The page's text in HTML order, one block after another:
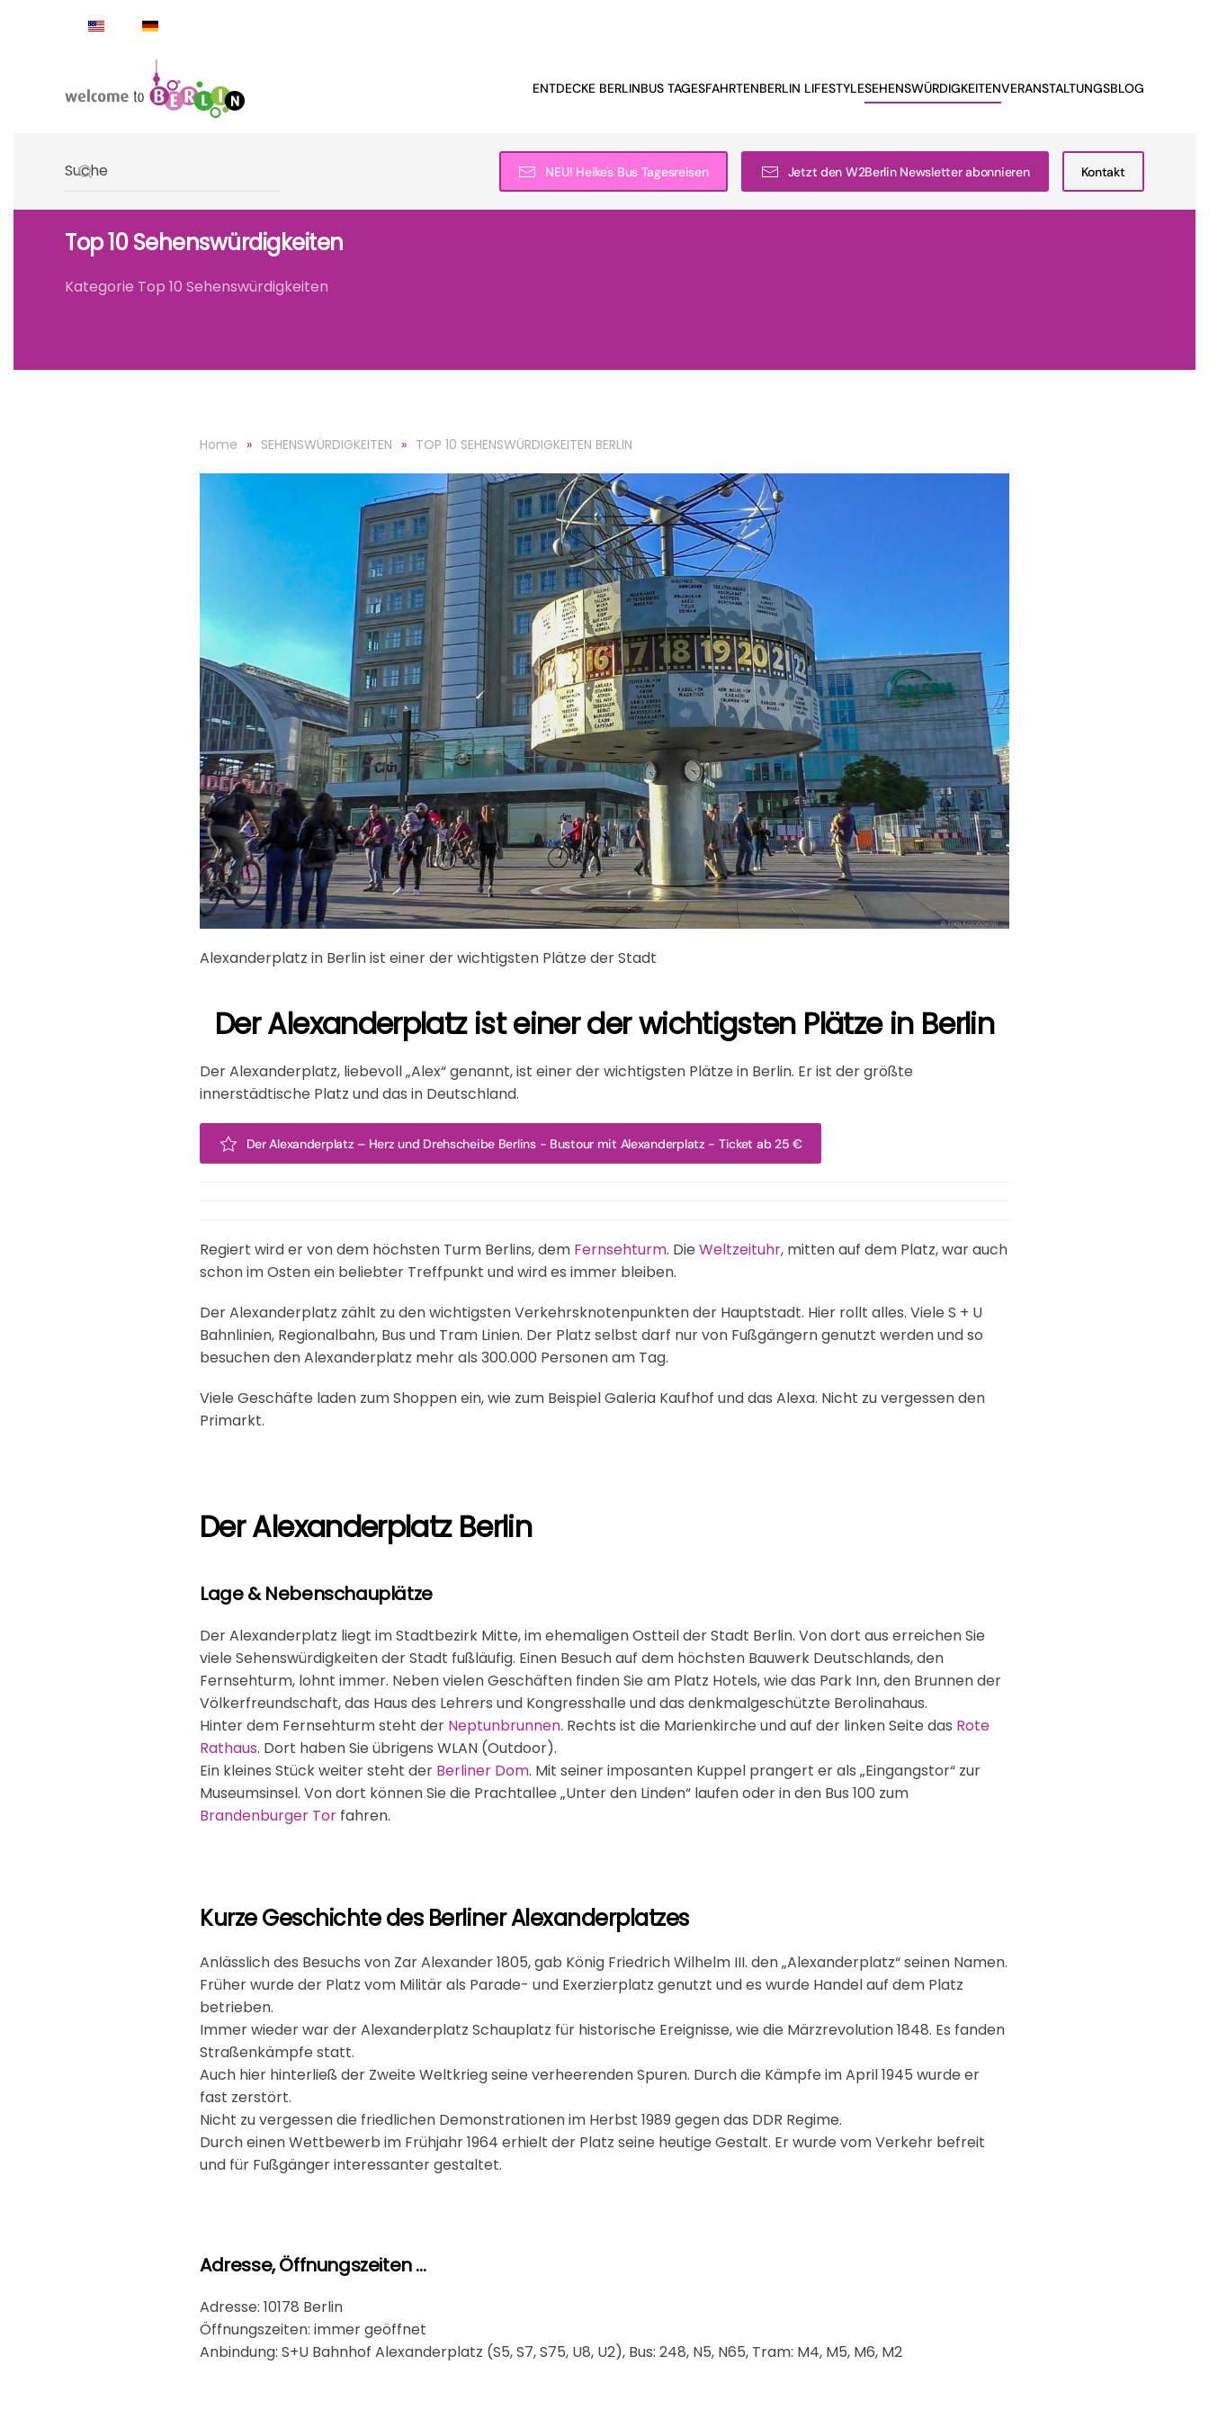
ENTDECKE BERLINBUS TAGESFAHRTENBERLIN LIFESTYLESEHENSWÜRDIGKEITENVERANSTALTUNGSBLOG
NEU! Heike's Bus Tagesreisen Jetzt den W2Berlin Newsletter abonnieren Kontakt
Top 10 Sehenswürdigkeiten
Kategorie Top 10 Sehenswürdigkeiten
Home SEHENSWÜRDIGKEITEN TOP 10 SEHENSWÜRDIGKEITEN BERLIN
Alexanderplatz in Berlin ist einer der wichtigsten Plätze der Stadt
Der Alexanderplatz ist einer der wichtigsten Plätze in Berlin
Der Alexanderplatz, liebevoll „Alex“ genannt, ist einer der wichtigsten Plätze in Berlin. Er ist der größte
innerstädtische Platz und das in Deutschland.
Der Alexanderplatz – Herz und Drehscheibe Berlins - Bustour mit Alexanderplatz - Ticket ab 25 €
Regiert wird er von dem höchsten Turm Berlins, dem Fernsehturm. Die Weltzeituhr, mitten auf dem Platz, war auch
schon im Osten ein beliebter Treffpunkt und wird es immer bleiben.
Der Alexanderplatz zählt zu den wichtigsten Verkehrsknotenpunkten der Hauptstadt. Hier rollt alles. Viele S + U
Bahnlinien, Regionalbahn, Bus und Tram Linien. Der Platz selbst darf nur von Fußgängern genutzt werden und so
besuchen den Alexanderplatz mehr als 300.000 Personen am Tag.
Viele Geschäfte laden zum Shoppen ein, wie zum Beispiel Galeria Kaufhof und das Alexa. Nicht zu vergessen den
Primarkt.
Der Alexanderplatz Berlin
Lage & Nebenschauplätze
Der Alexanderplatz liegt im Stadtbezirk Mitte, im ehemaligen Ostteil der Stadt Berlin. Von dort aus erreichen Sie
viele Sehenswürdigkeiten der Stadt fußläufig. Einen Besuch auf dem höchsten Bauwerk Deutschlands, den
Fernsehturm, lohnt immer. Neben vielen Geschäften finden Sie am Platz Hotels, wie das Park Inn, den Brunnen der
Völkerfreundschaft, das Haus des Lehrers und Kongresshalle und das denkmalgeschützte Berolinahaus.
Hinter dem Fernsehturm steht der Neptunbrunnen. Rechts ist die Marienkirche und auf der linken Seite das Rote
Rathaus. Dort haben Sie übrigens WLAN (Outdoor).
Ein kleines Stück weiter steht der Berliner Dom. Mit seiner imposanten Kuppel prangert er als „Eingangstor“ zur
Museumsinsel. Von dort können Sie die Prachtallee „Unter den Linden“ laufen oder in den Bus 100 zum
Brandenburger Tor fahren.
Kurze Geschichte des Berliner Alexanderplatzes
Anlässlich des Besuchs von Zar Alexander 1805, gab König Friedrich Wilhelm III. den „Alexanderplatz“ seinen Namen.
Früher wurde der Platz vom Militär als Parade- und Exerzierplatz genutzt und es wurde Handel auf dem Platz
betrieben.
Immer wieder war der Alexanderplatz Schauplatz für historische Ereignisse, wie die Märzrevolution 1848. Es fanden
Straßenkämpfe statt.
Auch hier hinterließ der Zweite Weltkrieg seine verheerenden Spuren. Durch die Kämpfe im April 1945 wurde er
fast zerstört.
Nicht zu vergessen die friedlichen Demonstrationen im Herbst 1989 gegen das DDR Regime.
Durch einen Wettbewerb im Frühjahr 1964 erhielt der Platz seine heutige Gestalt. Er wurde vom Verkehr befreit
und für Fußgänger interessanter gestaltet.
Adresse, Öffnungszeiten ...
Adresse: 10178 Berlin
Öffnungszeiten: immer geöffnet
Anbindung: S+U Bahnhof Alexanderplatz (S5, S7, S75, U8, U2), Bus: 248, N5, N65, Tram: M4, M5, M6, M2